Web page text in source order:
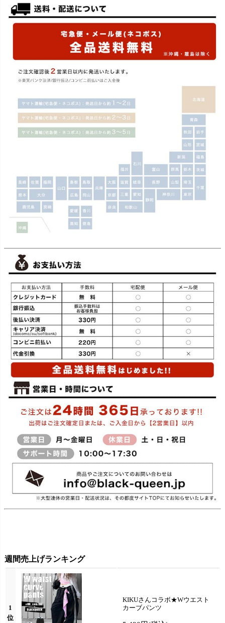
週間売上げランキング
1
位
KIKUさんコラボ★Wウエスト
カーブパンツ